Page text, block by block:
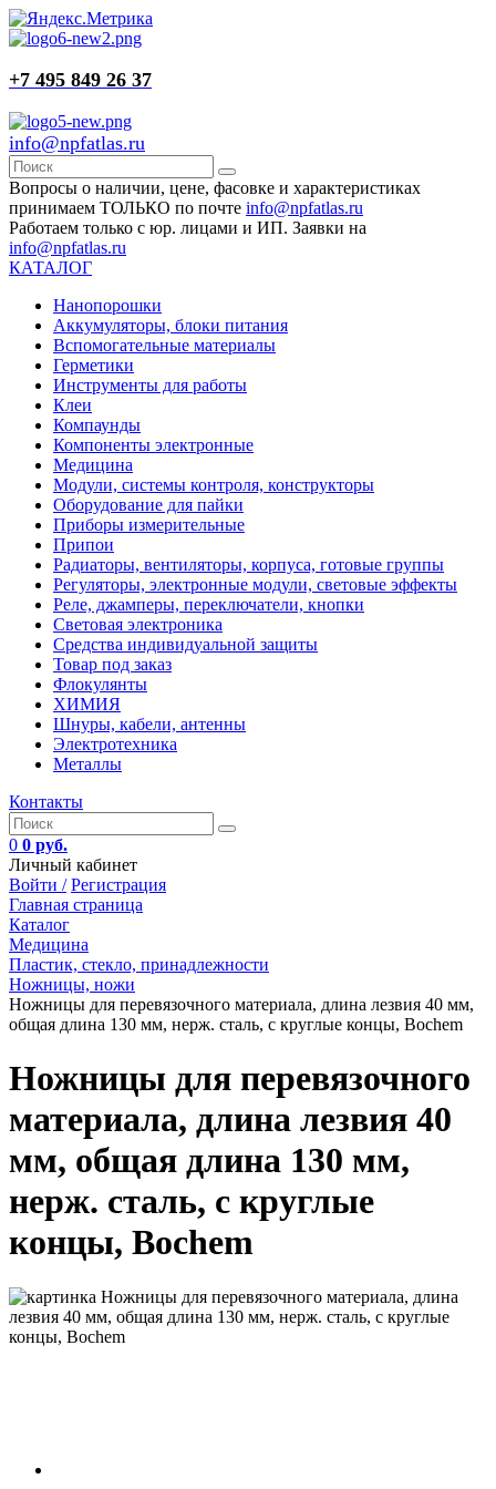
+7 495 849 26 37
info@npfatlas.ru
Вопросы о наличии, цене, фасовке и характеристиках
принимаем ТОЛЬКО по почте info@npfatlas.ru
Работаем только с юр. лицами и ИП. Заявки на
info@npfatlas.ru
КАТАЛОГ
Нанопорошки
Аккумуляторы, блоки питания
Вспомогательные материалы
Герметики
Инструменты для работы
Клеи
Компаунды
Компоненты электронные
Медицина
Модули, системы контроля, конструкторы
Оборудование для пайки
Приборы измерительные
Припои
Радиаторы, вентиляторы, корпуса, готовые группы
Регуляторы, электронные модули, световые эффекты
Реле, джамперы, переключатели, кнопки
Световая электроника
Средства индивидуальной защиты
Товар под заказ
Флокулянты
ХИМИЯ
Шнуры, кабели, антенны
Электротехника
Металлы
Контакты
0 0 руб.
Личный кабинет
Войти / Регистрация
Главная страница
Каталог
Медицина
Пластик, стекло, принадлежности
Ножницы, ножи
Ножницы для перевязочного материала, длина лезвия 40 мм,
общая длина 130 мм, нерж. сталь, с круглые концы, Bochem
Ножницы для перевязочного
материала, длина лезвия 40
мм, общая длина 130 мм,
нерж. сталь, с круглые
концы, Bochem